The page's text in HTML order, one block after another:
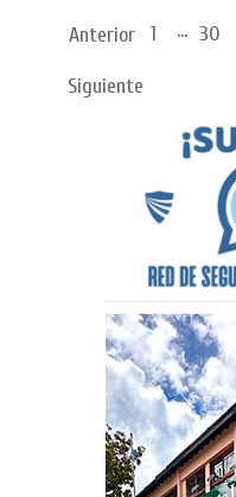
Anterior 1 ... 30
Siguiente